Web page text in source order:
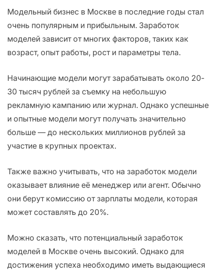
Модельный бизнес в Москве в последние годы стал
очень популярным и прибыльным. Заработок
моделей зависит от многих факторов, таких как
возраст, опыт работы, рост и параметры тела.
Начинающие модели могут зарабатывать около 20-
30 тысяч рублей за съемку на небольшую
рекламную кампанию или журнал. Однако успешные
и опытные модели могут получать значительно
больше — до нескольких миллионов рублей за
участие в крупных проектах.
Также важно учитывать, что на заработок модели
оказывает влияние её менеджер или агент. Обычно
они берут комиссию от зарплаты модели, которая
может составлять до 20%.
Можно сказать, что потенциальный заработок
моделей в Москве очень высокий. Однако для
достижения успеха необходимо иметь выдающиеся